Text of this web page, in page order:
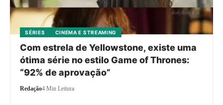
SÉRIES CINEMA E STREAMING
Com estrela de Yellowstone, existe uma
ótima série no estilo Game of Thrones:
“92% de aprovação”
Redação4 Min Leitura